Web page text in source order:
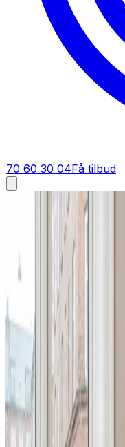
70 60 30 04Få tilbud
Ventilation tilbud i
Få tilbud på
Sammenlign og spar
et gennemarbejdet
se, hvad du får for